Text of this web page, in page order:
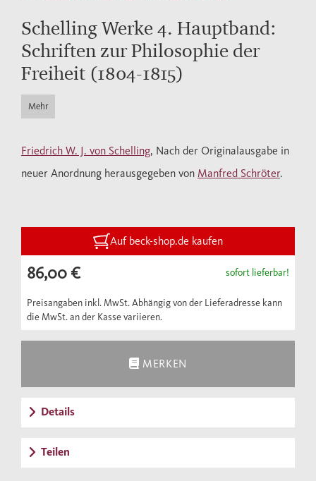
Schelling Werke 4. Hauptband:
Schriften zur Philosophie der
Freiheit (1804-1815)
Mehr
Friedrich W. J. von Schelling, Nach der Originalausgabe in
neuer Anordnung herausgegeben von Manfred Schröter.
Auf beck-shop.de kaufen
86,00 € sofort lieferbar!
Preisangaben inkl. MwSt. Abhängig von der Lieferadresse kann
die MwSt. an der Kasse variieren.
MERKEN
Details
Teilen